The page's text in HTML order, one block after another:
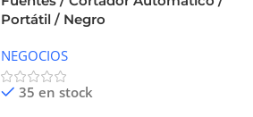
Portátil / Negro
NEGOCIOS
35 en stock